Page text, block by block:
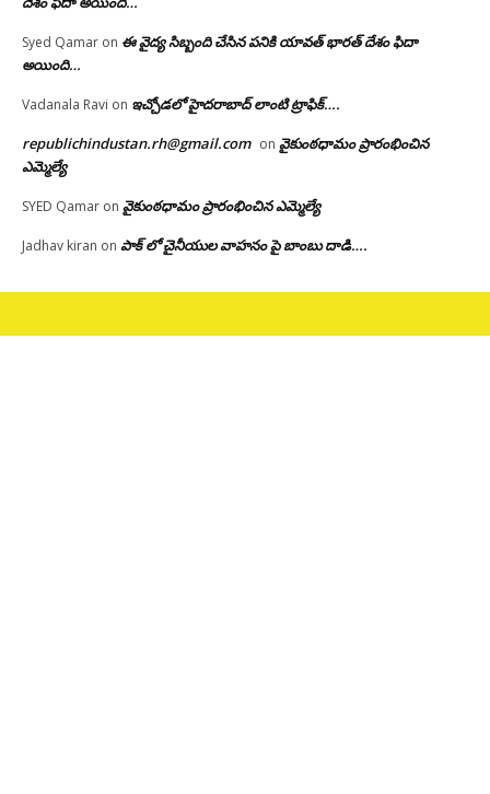
Syed Qamar on ఈ వైద్య సిబ్బంది చేసిన పనికి యావత్ భారత్ దేశం ఫిదా
అయింది…
Vadanala Ravi on ఇచ్చోడలో హైదరాబాద్ లాంటి ట్రాఫిక్….
republichindustan.rh@gmail.com on వైకుంఠధామం ప్రారంభించిన
ఎమ్మెల్యే
SYED Qamar on వైకుంఠధామం ప్రారంభించిన ఎమ్మెల్యే
Jadhav kiran on పాక్ లో చైనీయుల వాహనం పై బాంబు దాడి….